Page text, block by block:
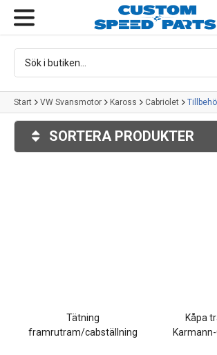
Start VW Svansmotor Kaross Cabriolet
SORTERA PRODUKTER
Tätning
framrutram/cabställning
Kåpa